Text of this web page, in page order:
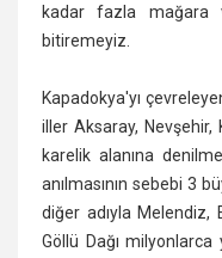
kadar fazla mağara
bitiremeyiz.
Kapadokya'yı
iller Aksaray, Nevşehir,
karelik alanına
anılmasının sebebi 3
diğer adıyla Melendiz,
Göllü Dağı